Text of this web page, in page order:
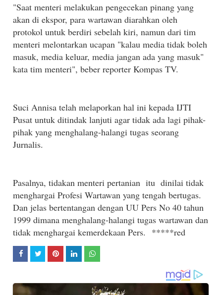
"Saat menteri melakukan pengecekan pinang yang
akan di ekspor, para wartawan diarahkan oleh
protokol untuk berdiri sebelah kiri, namun dari tim
menteri melontarkan ucapan "kalau media tidak boleh
masuk, media keluar, media jangan ada yang masuk"
kata tim menteri", beber reporter Kompas TV.
Suci Annisa telah melaporkan hal ini kepada IJTI
Pusat untuk ditindak lanjuti agar tidak ada lagi pihak-
pihak yang menghalang-halangi tugas seorang
Jurnalis.
Pasalnya, tidakan menteri pertanian itu dinilai tidak
menghargai Profesi Wartawan yang tengah bertugas.
Dan jelas bertentangan dengan UU Pers No 40 tahun
1999 dimana menghalang-halangi tugas wartawan dan
tidak menghargai kemerdekaan Pers.
*****red